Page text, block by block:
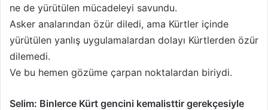
ne de yürütülen mücadeleyi savundu.
Asker analarından özür diledi, ama Kürtler içinde
yürütülen yanlış uygulamalardan dolayı Kürtlerden özür
dilemedi.
Ve bu hemen gözüme çarpan noktalardan biriydi.
Selim: Binlerce Kürt gencini kemalisttir gerekçesiyle